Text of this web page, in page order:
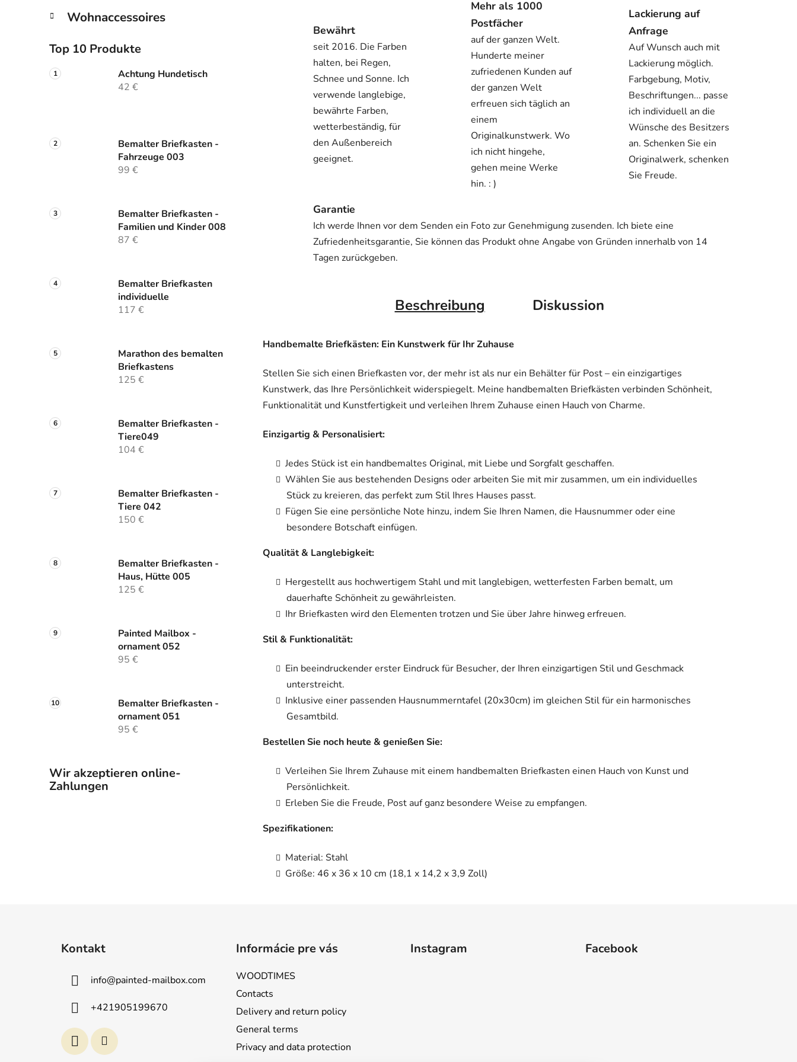
Wohnaccessoires
Top 10 Produkte
Achtung Hundetisch
42 €
Bemalter Briefkasten -
Fahrzeuge 003
99 €
Bemalter Briefkasten -
Familien und Kinder 008
87 €
Bemalter Briefkasten
individuelle
117 €
Marathon des bemalten
Briefkastens
125 €
Bemalter Briefkasten -
Tiere049
104 €
Bemalter Briefkasten -
Tiere 042
150 €
Bemalter Briefkasten -
Haus, Hütte 005
125 €
Painted Mailbox -
ornament 052
95 €
Bemalter Briefkasten -
ornament 051
95 €
Wir akzeptieren online-
Zahlungen
Bewährt
seit 2016. Die Farben
halten, bei Regen,
Schnee und Sonne. Ich
verwende langlebige,
bewährte Farben,
wetterbeständig, für
den Außenbereich
geeignet.
Mehr als 1000
Postfächer
auf der ganzen Welt.
Hunderte meiner
zufriedenen Kunden auf
der ganzen Welt
erfreuen sich täglich an
einem
Originalkunstwerk. Wo
ich nicht hingehe,
gehen meine Werke
hin. : )
Lackierung auf
Anfrage
Auf Wunsch auch mit
Lackierung möglich.
Farbgebung, Motiv,
Beschriftungen... passe
ich individuell an die
Wünsche des Besitzers
an. Schenken Sie ein
Originalwerk, schenken
Sie Freude.
Garantie
Ich werde Ihnen vor dem Senden ein Foto zur Genehmigung zusenden. Ich biete eine
Zufriedenheitsgarantie, Sie können das Produkt ohne Angabe von Gründen innerhalb von 14
Tagen zurückgeben.
Beschreibung Diskussion
Handbemalte Briefkästen: Ein Kunstwerk für Ihr Zuhause
Stellen Sie sich einen Briefkasten vor, der mehr ist als nur ein Behälter für Post – ein einzigartiges
Kunstwerk, das Ihre Persönlichkeit widerspiegelt. Meine handbemalten Briefkästen verbinden Schönheit,
Funktionalität und Kunstfertigkeit und verleihen Ihrem Zuhause einen Hauch von Charme.
Einzigartig & Personalisiert:
Jedes Stück ist ein handbemaltes Original, mit Liebe und Sorgfalt geschaffen.
Wählen Sie aus bestehenden Designs oder arbeiten Sie mit mir zusammen, um ein individuelles
Stück zu kreieren, das perfekt zum Stil Ihres Hauses passt.
Fügen Sie eine persönliche Note hinzu, indem Sie Ihren Namen, die Hausnummer oder eine
besondere Botschaft einfügen.
Qualität & Langlebigkeit:
Hergestellt aus hochwertigem Stahl und mit langlebigen, wetterfesten Farben bemalt, um
dauerhafte Schönheit zu gewährleisten.
Ihr Briefkasten wird den Elementen trotzen und Sie über Jahre hinweg erfreuen.
Stil & Funktionalität:
Ein beeindruckender erster Eindruck für Besucher, der Ihren einzigartigen Stil und Geschmack
unterstreicht.
Inklusive einer passenden Hausnummerntafel (20x30cm) im gleichen Stil für ein harmonisches
Gesamtbild.
Bestellen Sie noch heute & genießen Sie:
Verleihen Sie Ihrem Zuhause mit einem handbemalten Briefkasten einen Hauch von Kunst und
Persönlichkeit.
Erleben Sie die Freude, Post auf ganz besondere Weise zu empfangen.
Spezifikationen:
Material: Stahl
Größe: 46 x 36 x 10 cm (18,1 x 14,2 x 3,9 Zoll)
Kontakt
info@painted-mailbox.com
+421905199670
Informácie pre vás
WOODTIMES
Contacts
Delivery and return policy
General terms
Privacy and data protection
Instagram Facebook